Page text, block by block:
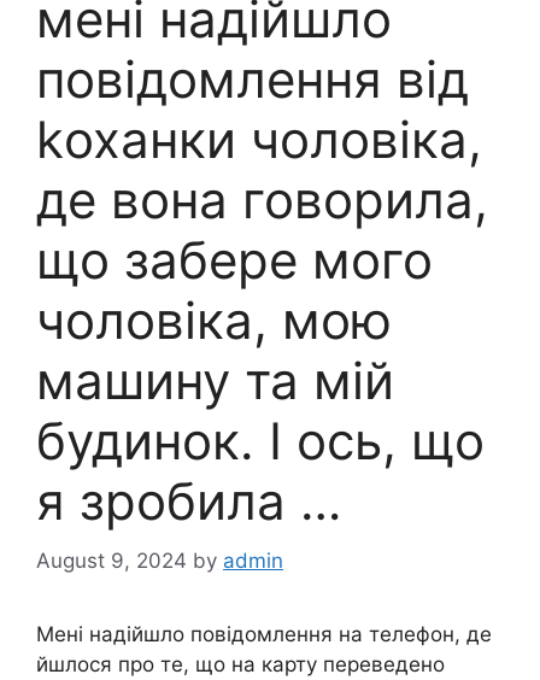
мені надійшло
повідомлення від
kоханки чоловіка,
де вона говорила,
що забере мого
чоловіка, мою
машину та мій
будинок. І ось, що
я зробила …
August 9, 2024 by admin
Мені надійшло повідомлення на телефон, де
йшлося про те, що на карту переведено